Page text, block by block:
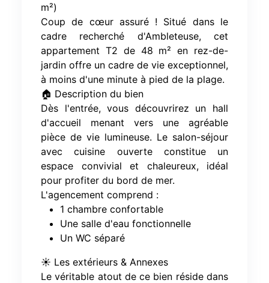
m²)
Coup de cœur assuré ! Situé dans le
cadre recherché d'Ambleteuse, cet
appartement T2 de 48 m² en rez-de-
jardin offre un cadre de vie exceptionnel,
à moins d'une minute à pied de la plage.
🏠 Description du bien
Dès l'entrée, vous découvrirez un hall
d'accueil menant vers une agréable
pièce de vie lumineuse. Le salon-séjour
avec cuisine ouverte constitue un
espace convivial et chaleureux, idéal
pour profiter du bord de mer.
L'agencement comprend :
1 chambre confortable
Une salle d'eau fonctionnelle
Un WC séparé
☀️ Les extérieurs & Annexes
Le véritable atout de ce bien réside dans